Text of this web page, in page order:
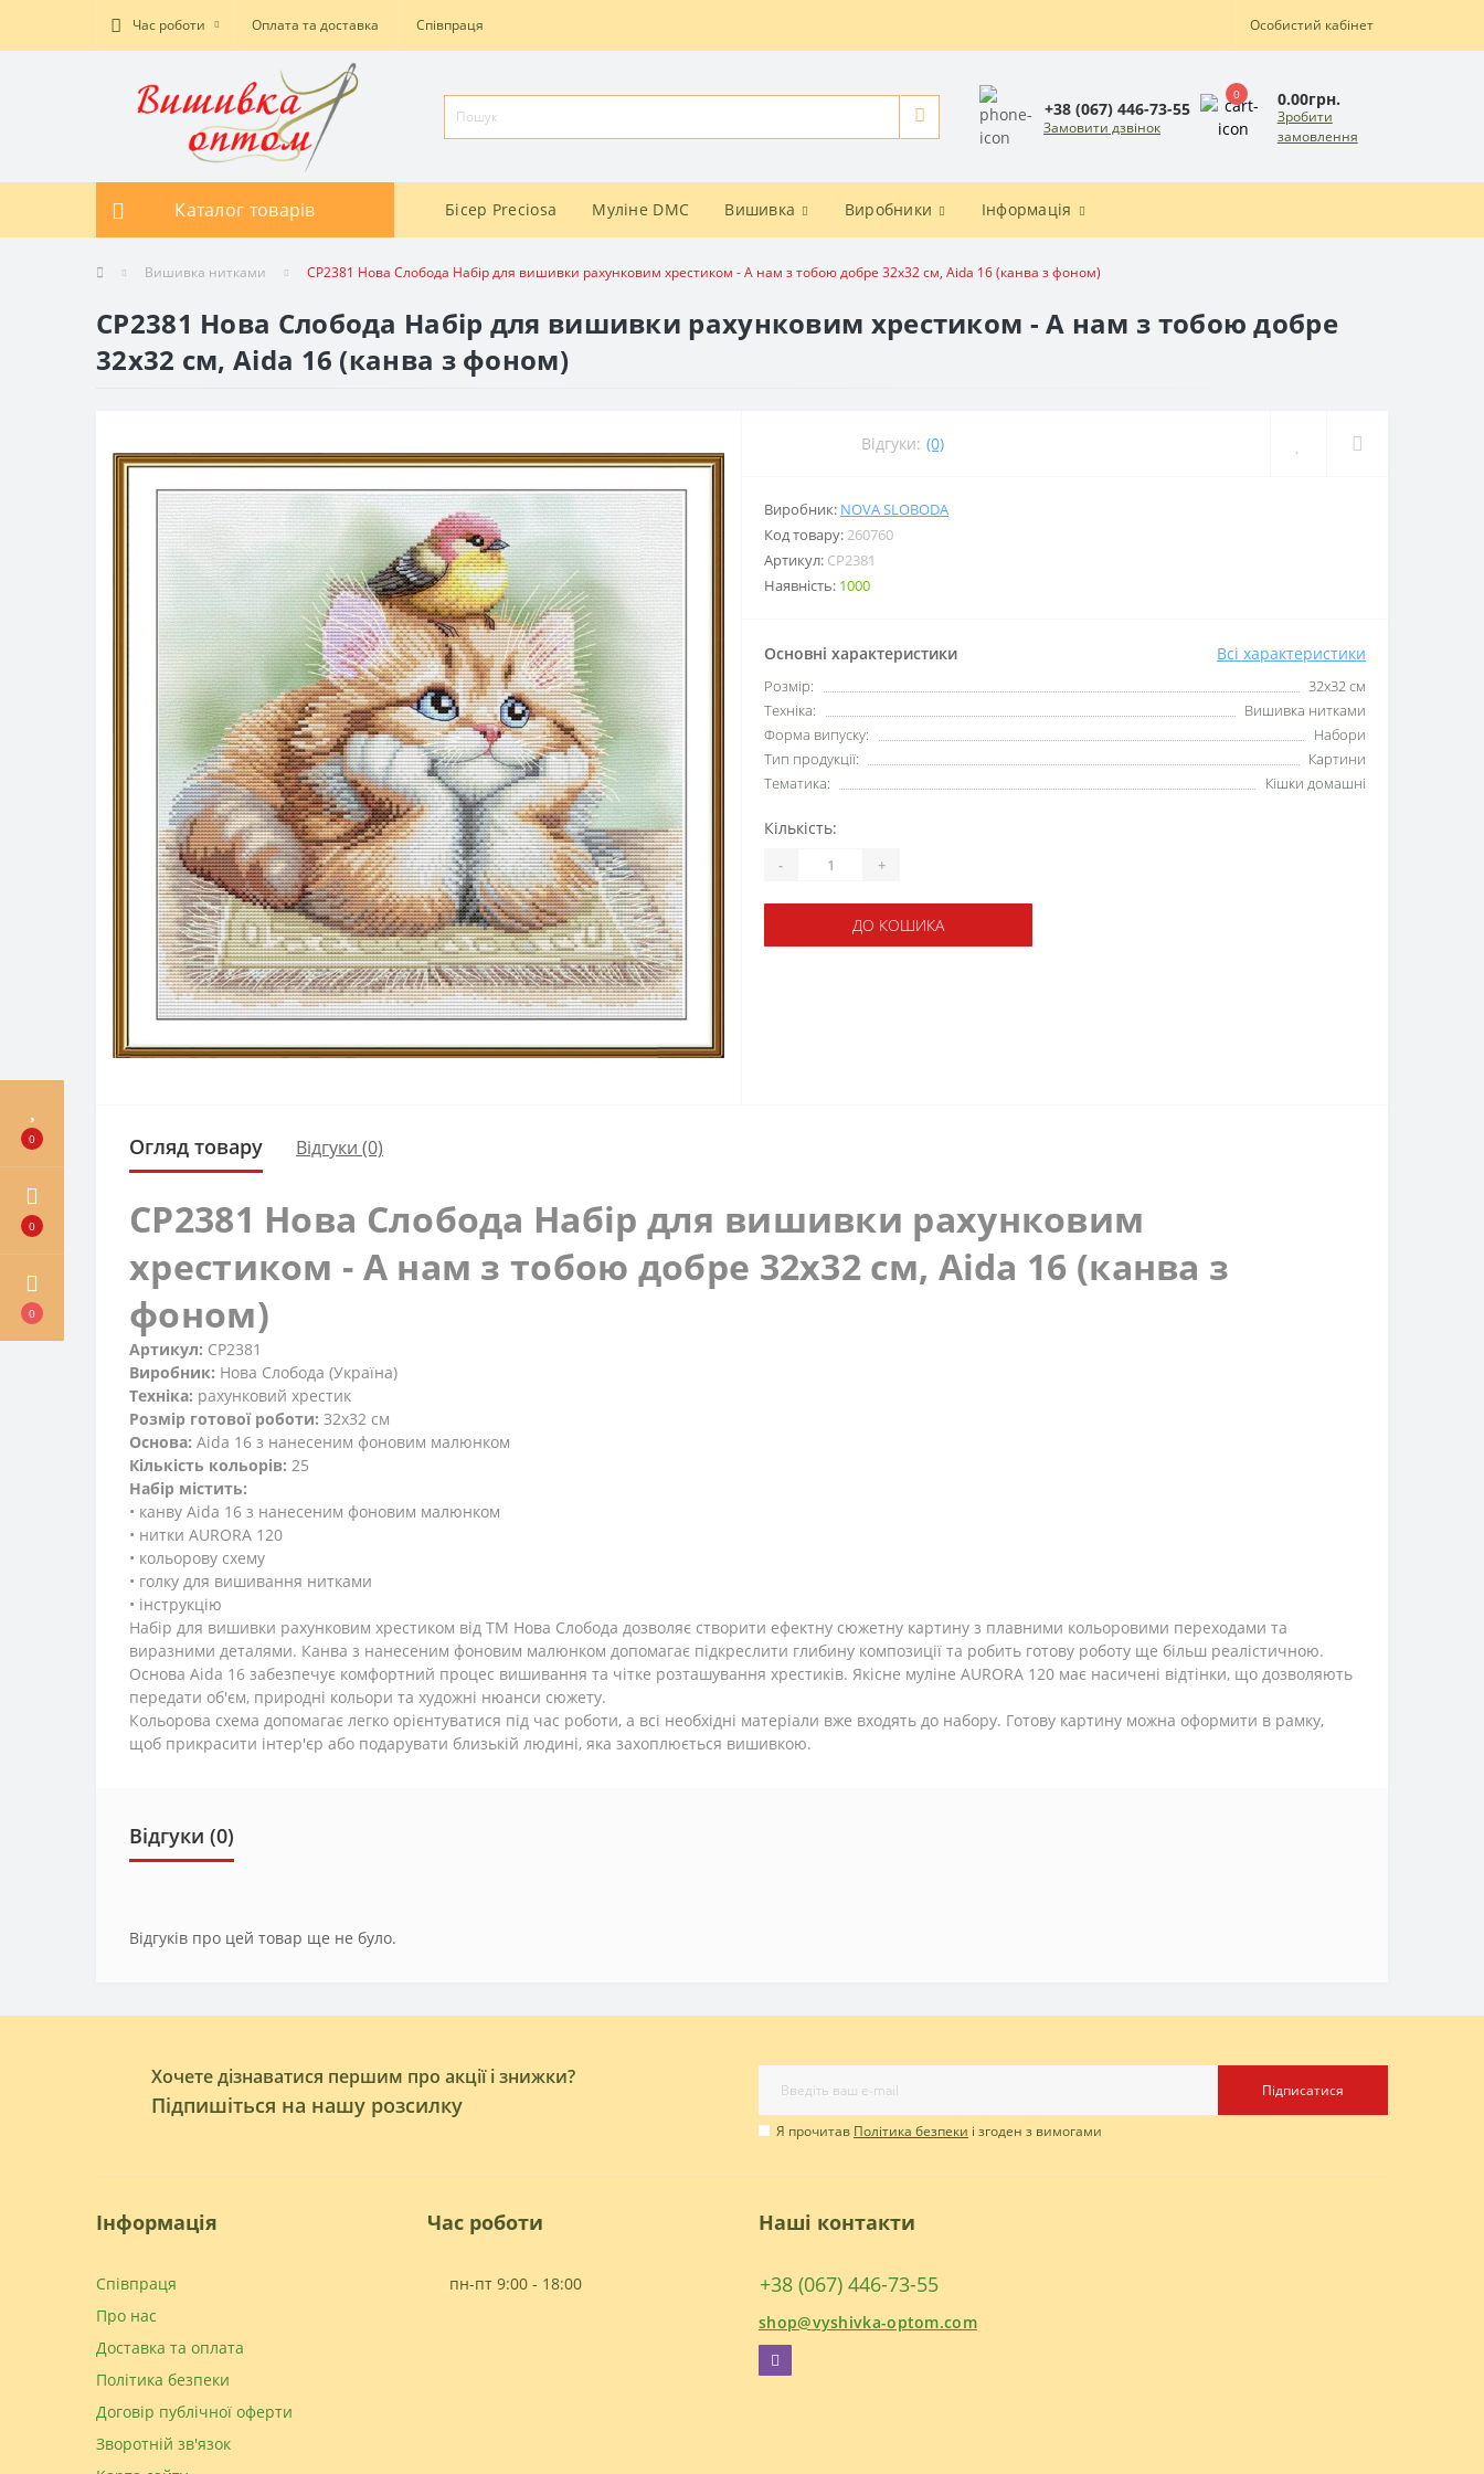
0
0
0
Час роботи Оплата та доставка Співпраця Особистий кабінет
+38 (067) 446-73-55
Замовити дзвінок
0 0.00грн.
Зробити
замовлення
Каталог товарів Бісер Preciosa Муліне DMC Вишивка Виробники Інформація
Вишивка нитками СР2381 Нова Слобода Набір для вишивки рахунковим хрестиком - А нам з тобою добре 32x32 см, Aida 16 (канва з фоном)
СР2381 Нова Слобода Набір для вишивки рахунковим хрестиком - А нам з тобою добре
32x32 см, Aida 16 (канва з фоном)
Відгуки: (0)
Виробник: NOVA SLOBODA
Код товару:260760
Артикул: СР2381
Наявність: 1000
Основні характеристики Всі характеристики
Розмір:
32x32 см
Техніка:
Вишивка нитками
Форма випуску:
Набори
Тип продукції:
Картини
Тематика:
Кішки домашні
Кількість:
- +
ДО КОШИКА
Огляд товару Відгуки (0)
СР2381 Нова Слобода Набір для вишивки рахунковим
хрестиком - А нам з тобою добре 32x32 см, Aida 16 (канва з
фоном)
Артикул: СР2381
Виробник: Нова Слобода (Україна)
Техніка: рахунковий хрестик
Розмір готової роботи: 32x32 см
Основа: Aida 16 з нанесеним фоновим малюнком
Кількість кольорів: 25
Набір містить:
• канву Aida 16 з нанесеним фоновим малюнком
• нитки AURORA 120
• кольорову схему
• голку для вишивання нитками
• інструкцію
Набір для вишивки рахунковим хрестиком від ТМ Нова Слобода дозволяє створити ефектну сюжетну картину з плавними кольоровими переходами та
виразними деталями. Канва з нанесеним фоновим малюнком допомагає підкреслити глибину композиції та робить готову роботу ще більш реалістичною.
Основа Aida 16 забезпечує комфортний процес вишивання та чітке розташування хрестиків. Якісне муліне AURORA 120 має насичені відтінки, що дозволяють
передати об'єм, природні кольори та художні нюанси сюжету.
Кольорова схема допомагає легко орієнтуватися під час роботи, а всі необхідні матеріали вже входять до набору. Готову картину можна оформити в рамку,
щоб прикрасити інтер'єр або подарувати близькій людині, яка захоплюється вишивкою.
Відгуки (0)
Відгуків про цей товар ще не було.
Хочете дізнаватися першим про акції і знижки?
Підпишіться на нашу розсилку
Підписатися
Я прочитав Політика безпеки і згоден з вимогами
Інформація
Співпраця
Про нас
Доставка та оплата
Політика безпеки
Договір публічної оферти
Зворотній зв'язок
Час роботи
пн-пт 9:00 - 18:00
Наші контакти
+38 (067) 446-73-55
shop@vyshivka-optom.com